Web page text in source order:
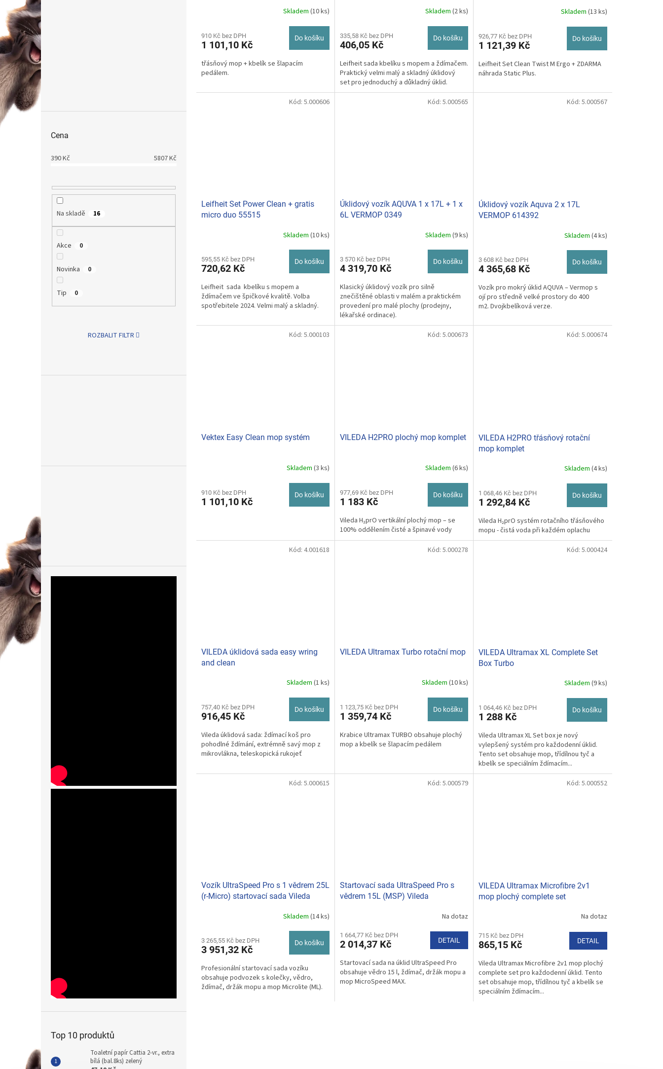
Cena
390Kč 5807Kč
Na skladě 16
Akce 0
Novinka 0
Tip 0
ROZBALIT FILTR
Top 10 produktů
Toaletní papír Cattia 2-vr., extra
bílá (bal.8ks) zelený
Skladem (10 ks)
910 Kč bez DPH
1 101,10 Kč
Do košíku
třásňový mop + kbelík se šlapacím
pedálem.
Skladem (2 ks)
335,58 Kč bez DPH
406,05 Kč
Do košíku
Leifheit sada kbelíku s mopem a ždímačem.
Praktický velmi malý a skladný úklidový
set pro jednoduchý a důkladný úklid.
produktu
je
5,0
z
5
hvězdiček.
Skladem (13 ks)
926,77 Kč bez DPH
1 121,39 Kč
Do košíku
Leifheit Set Clean Twist M Ergo + ZDARMA
náhrada Static Plus.
Leifheit Set Power Clean + gratis
micro duo 55515
Skladem (10 ks)
595,55 Kč bez DPH
720,62 Kč
Do košíku
Leifheit sada kbelíku s mopem a
ždímačem ve špičkové kvalitě. Volba
spotřebitele 2024. Velmi malý a skladný.
Kód: 5.000606
Úklidový vozík AQUVA 1 x 17L + 1 x
6L VERMOP 0349
Skladem (9 ks)
3 570 Kč bez DPH
4 319,70 Kč
Do košíku
Klasický úklidový vozík pro silně
znečištěné oblasti v malém a praktickém
provedení pro malé plochy (prodejny,
lékařské ordinace).
Kód: 5.000565
Úklidový vozík Aquva 2 x 17L
VERMOP 614392
Skladem (4 ks)
3 608 Kč bez DPH
4 365,68 Kč
Do košíku
Vozík pro mokrý úklid AQUVA – Vermop s
ojí pro středně velké prostory do 400
m2. Dvojkbelíková verze.
Kód: 5.000567
Vektex Easy Clean mop systém
Skladem (3 ks)
910 Kč bez DPH
1 101,10 Kč
Do košíku
Kód: 5.000103
VILEDA H2PRO plochý mop komplet
Skladem (6 ks)
977,69 Kč bez DPH
1 183 Kč
Do košíku
Vileda H₂prO vertikální plochý mop – se
100% oddělením čisté a špinavé vody
Kód: 5.000673
VILEDA H2PRO třásňový rotační
mop komplet
Skladem (4 ks)
1 068,46 Kč bez DPH
1 292,84 Kč
Do košíku
Vileda H₂prO systém rotačního třásňového
mopu - čistá voda při každém oplachu
Kód: 5.000674
VILEDA úklidová sada easy wring
and clean
Skladem (1 ks)
757,40 Kč bez DPH
916,45 Kč
Do košíku
Vileda úklidová sada: ždímací koš pro
pohodlné ždímání, extrémně savý mop z
mikrovlákna, teleskopická rukojeť
Kód: 4.001618
VILEDA Ultramax Turbo rotační mop
produktu
je
5,0
z
5
hvězdiček.
Skladem (10 ks)
1 123,75 Kč bez DPH
1 359,74 Kč
Do košíku
Krabice Ultramax TURBO obsahuje plochý
mop a kbelík se šlapacím pedálem
Kód: 5.000278
VILEDA Ultramax XL Complete Set
Box Turbo
produktu
je
5,0
z
5
hvězdiček.
Skladem (9 ks)
1 064,46 Kč bez DPH
1 288 Kč
Do košíku
Vileda Ultramax XL Set box je nový
vylepšený systém pro každodenní úklid.
Tento set obsahuje mop, třídílnou tyč a
kbelík se speciálním ždímacím...
Kód: 5.000424
Vozík UltraSpeed Pro s 1 vědrem 25L
(r-Micro) startovací sada Vileda
Skladem (14 ks)
3 265,55 Kč bez DPH
3 951,32 Kč
Do košíku
Profesionální startovací sada vozíku
obsahuje podvozek s kolečky, vědro,
ždímač, držák mopu a mop Microlite (ML).
Kód: 5.000615
Startovací sada UltraSpeed Pro s
vědrem 15L (MSP) Vileda
produktu
je
z
5
hvězdiček.
Na dotaz
1 664,77 Kč bez DPH
2 014,37 Kč DETAIL
Startovací sada na úklid UltraSpeed Pro
obsahuje vědro 15 l, ždímač, držák mopu a
mop MicroSpeed MAX.
Kód: 5.000579
VILEDA Ultramax Microfibre 2v1
mop plochý complete set
produktu
je
z
5
hvězdiček.
Na dotaz
715 Kč bez DPH
865,15 Kč DETAIL
Vileda Ultramax Microfibre 2v1 mop plochý
complete set pro každodenní úklid. Tento
set obsahuje mop, třídílnou tyč a kbelík se
speciálním ždímacím...
Kód: 5.000552